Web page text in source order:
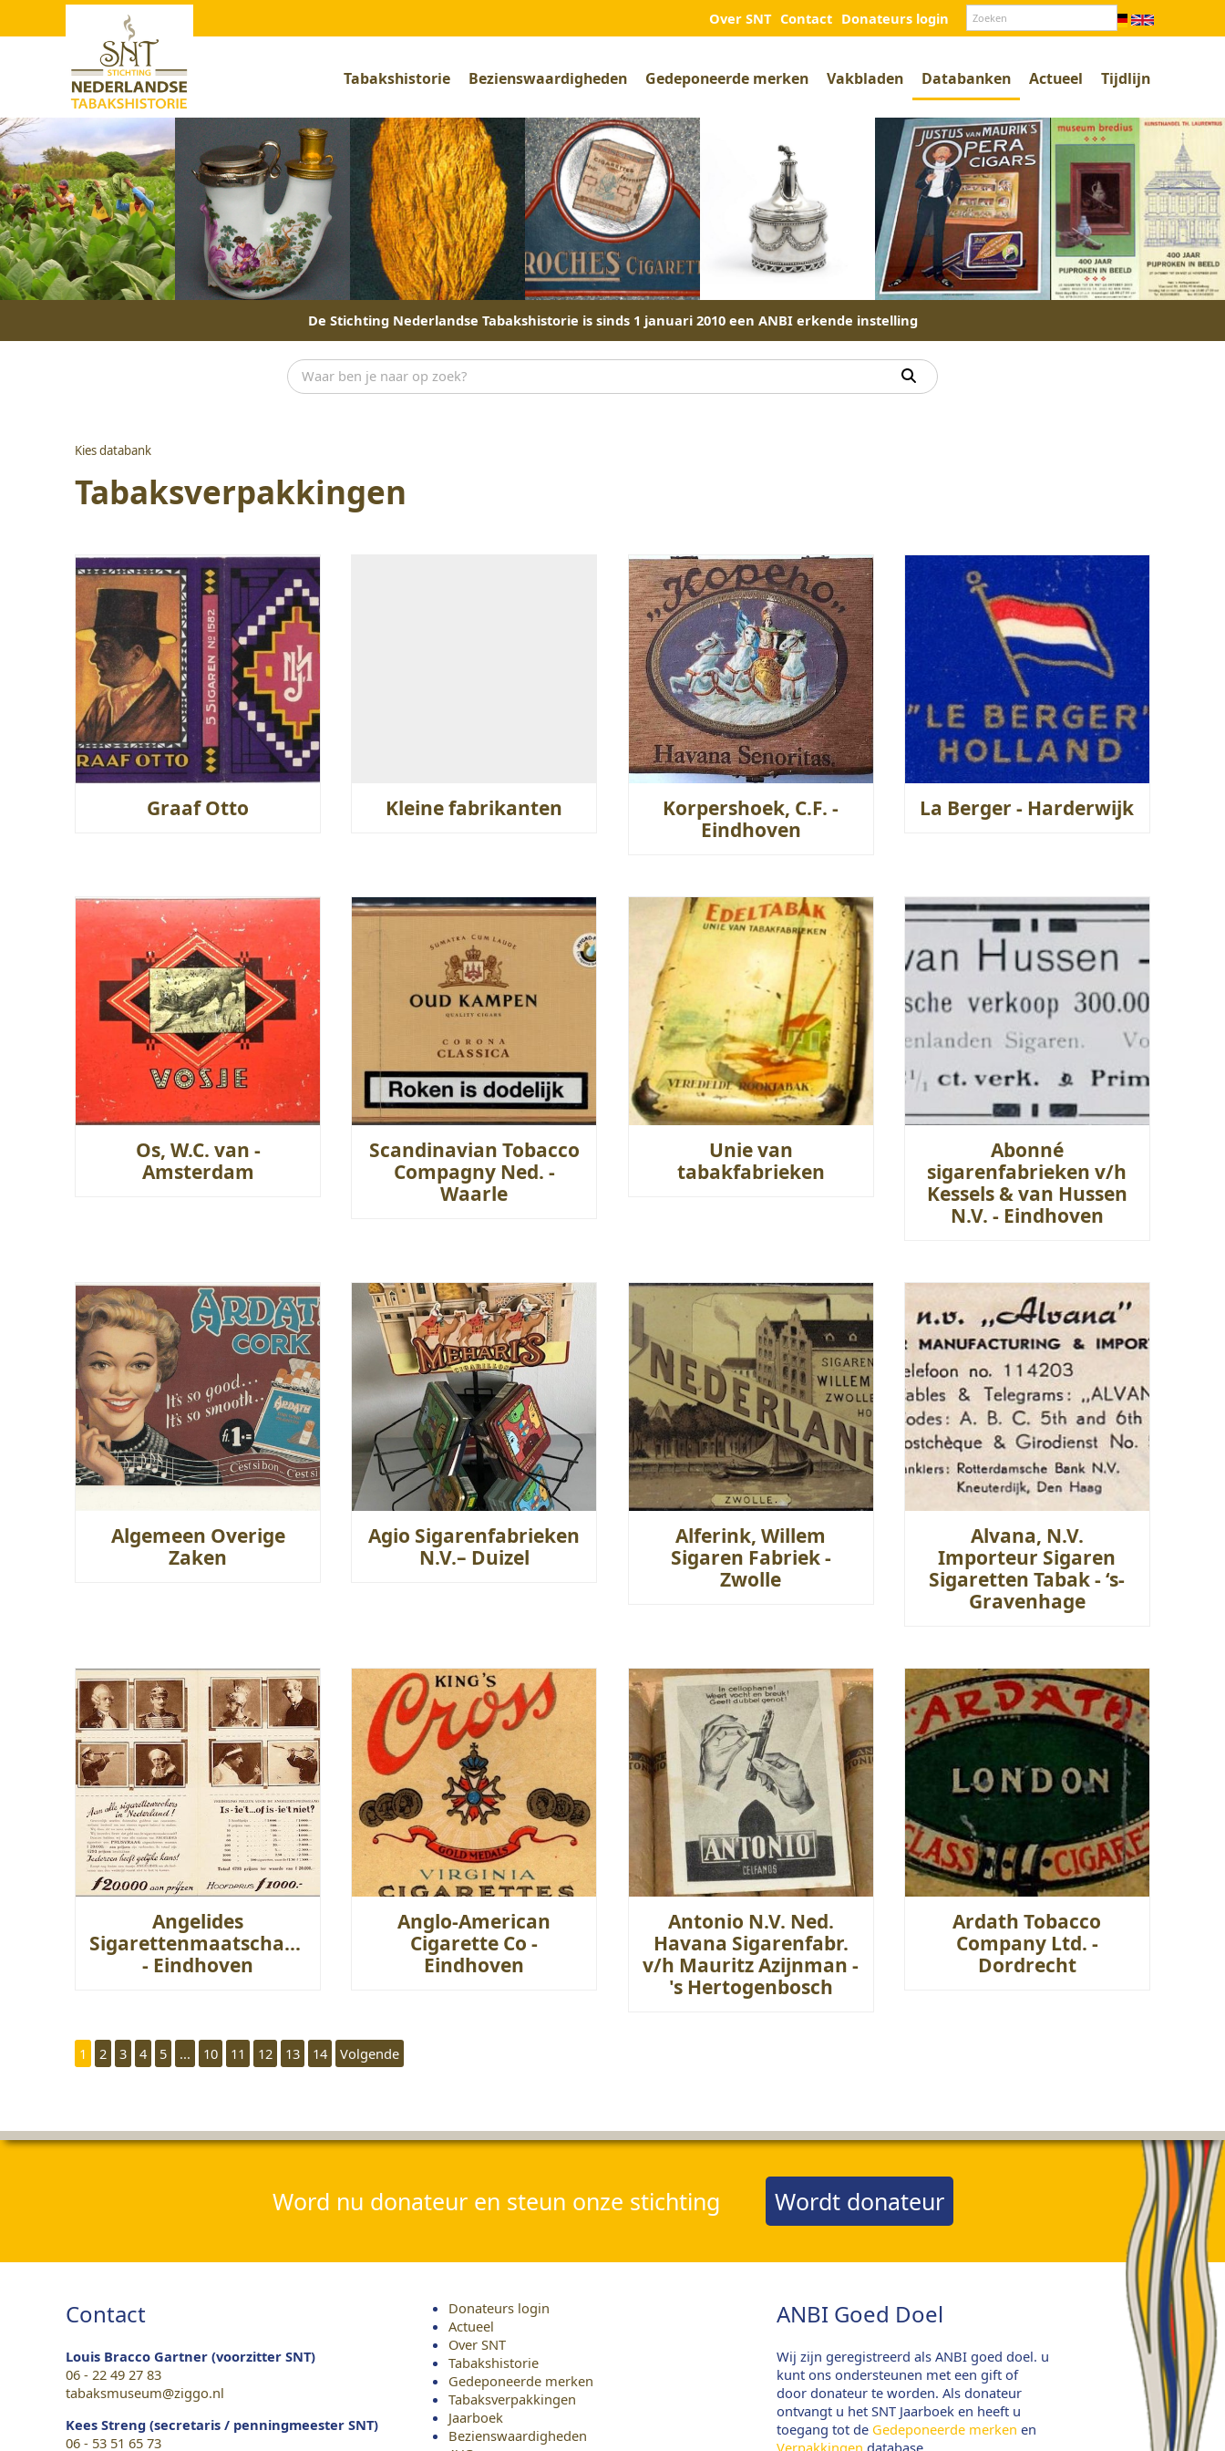
Over SNT Contact Donateurs login
Tabakshistorie Bezienswaardigheden Gedeponeerde merken Vakbladen Databanken Actueel Tijdlijn
De Stichting Nederlandse Tabakshistorie is sinds 1 januari 2010 een ANBI erkende instelling
Kies databank
Tabaksverpakkingen
Graaf Otto Kleine fabrikanten
Korpershoek, C.F. -
Eindhoven
La Berger - Harderwijk
Os, W.C. van -
Amsterdam
Scandinavian Tobacco
Compagny Ned. -
Waarle
Unie van
tabakfabrieken
Abonné
sigarenfabrieken v/h
Kessels & van Hussen
N.V. - Eindhoven
Algemeen Overige
Zaken
Agio Sigarenfabrieken
N.V.– Duizel
Alferink, Willem
Sigaren Fabriek -
Zwolle
Alvana, N.V.
Importeur Sigaren
Sigaretten Tabak - ‘s-
Gravenhage
Angelides
Sigarettenmaatschappij
- Eindhoven
Anglo-American
Cigarette Co -
Eindhoven
Antonio N.V. Ned.
Havana Sigarenfabr.
v/h Mauritz Azijnman -
's Hertogenbosch
Ardath Tobacco
Company Ltd. -
Dordrecht
1 2 3 4 5 ... 10 11 12 13 14 Volgende
Word nu donateur en steun onze stichting Wordt donateur
Contact
Louis Bracco Gartner (voorzitter SNT)
06 - 22 49 27 83
tabaksmuseum@ziggo.nl
Kees Streng (secretaris / penningmeester SNT)
06 - 53 51 65 73
Donateurs login
Actueel
Over SNT
Tabakshistorie
Gedeponeerde merken
Tabaksverpakkingen
Jaarboek
Bezienswaardigheden
ANBI Goed Doel
Wij zijn geregistreerd als ANBI goed doel. u
kunt ons ondersteunen met een gift of
door donateur te worden. Als donateur
ontvangt u het SNT Jaarboek en heeft u
toegang tot de Gedeponeerde merken en